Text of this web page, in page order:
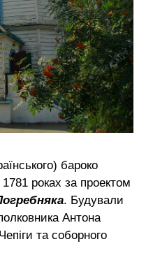
бароко
роках за проектом
. Будували
Антона
та соборного